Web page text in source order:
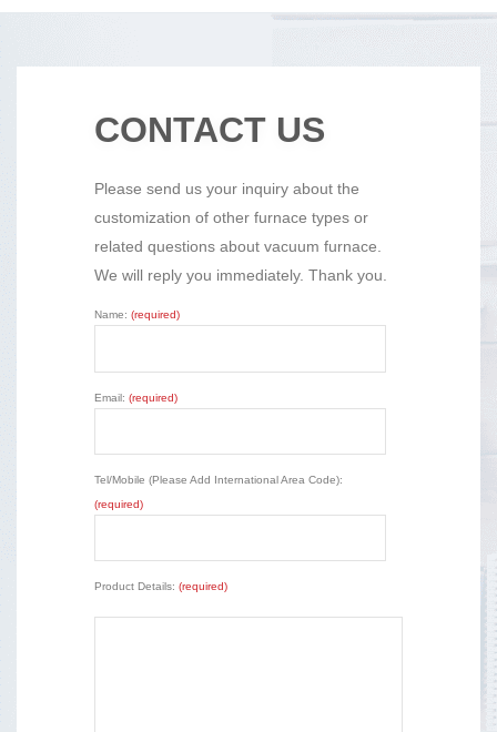
CONTACT US
Please send us your inquiry about the
customization of other furnace types or
related questions about vacuum furnace.
We will reply you immediately. Thank you.
Name: (required)
Email: (required)
Tel/Mobile (Please Add International Area Code):
(required)
Product Details: (required)